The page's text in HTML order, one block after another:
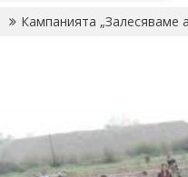
Кампанията „Залесяваме